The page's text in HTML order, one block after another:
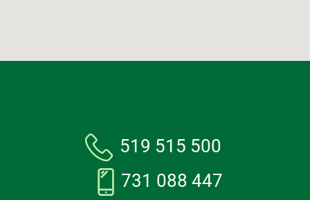
519 515 500
731 088 447